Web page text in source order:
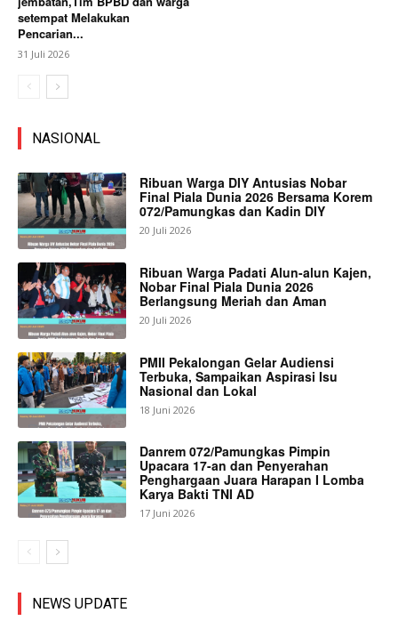
setempat Melakukan
Pencarian...
31 Juli 2026
NASIONAL
Ribuan Warga DIY Antusias Nobar
Final Piala Dunia 2026 Bersama Korem
072/Pamungkas dan Kadin DIY
20 Juli 2026
Ribuan Warga Padati Alun-alun Kajen,
Nobar Final Piala Dunia 2026
Berlangsung Meriah dan Aman
20 Juli 2026
PMII Pekalongan Gelar Audiensi
Terbuka, Sampaikan Aspirasi Isu
Nasional dan Lokal
18 Juni 2026
Danrem 072/Pamungkas Pimpin
Upacara 17-an dan Penyerahan
Penghargaan Juara Harapan I Lomba
Karya Bakti TNI AD
17 Juni 2026
NEWS UPDATE